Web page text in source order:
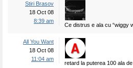
Stiri Brasov
18 Oct 08
8:39 am
Ce distrus e ala cu “wiggy
All You Want
18 Oct 08
11:04 am
retard la puterea 100 ala